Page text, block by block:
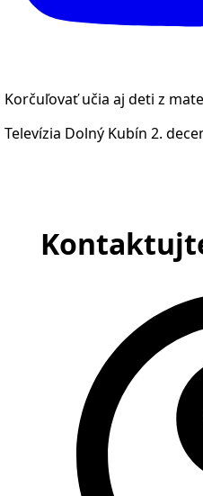
Korčuľovať učia aj deti z
Televízia Dolný Kubín 2.